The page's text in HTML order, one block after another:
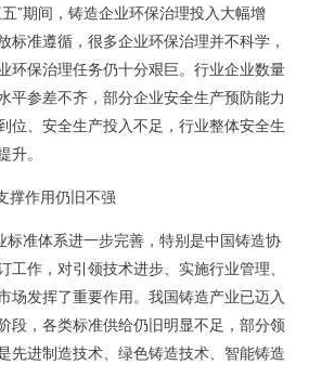
”期间，铸造企业环保治理投入大幅增
标准遵循，很多企业环保治理并不科学，
环保治理任务仍十分艰巨。行业企业数量
平参差不齐，部分企业安全生产预防能力
位、安全生产投入不足，行业整体安全生
。
撑作用仍旧不强
标准体系进一步完善，特别是中国铸造协
工作，对引领技术进步、实施行业管理、
场发挥了重要作用。我国铸造产业已迈入
段，各类标准供给仍旧明显不足，部分领
先进制造技术、绿色铸造技术、智能铸造